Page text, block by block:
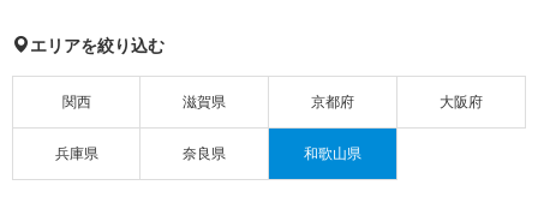
エリアを絞り込む
関西 滋賀県 京都府 大阪府
兵庫県 奈良県 和歌山県